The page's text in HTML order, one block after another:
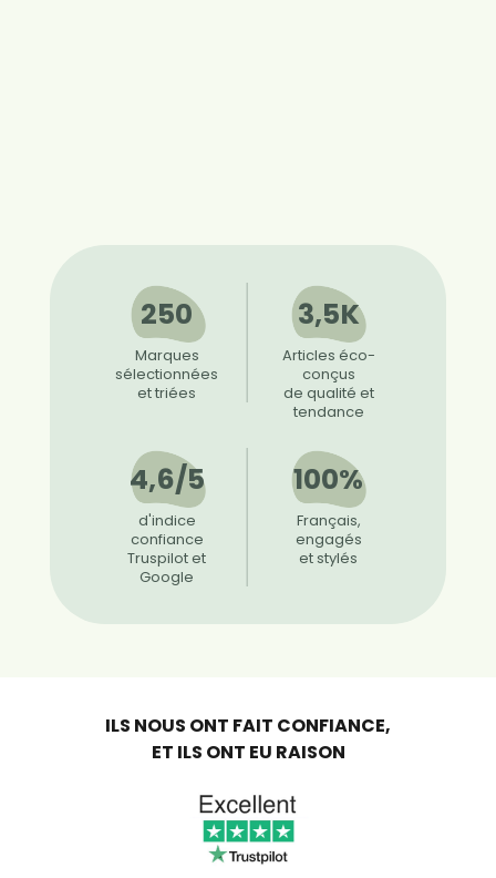
250
Marques
sélectionnées
et triées
3,5K
Articles éco-
conçus
de qualité et
tendance
4,6/5
d'indice
confiance
Truspilot et
Google
100%
Français,
engagés
et stylés
ILS NOUS ONT FAIT CONFIANCE,
ET ILS ONT EU RAISON